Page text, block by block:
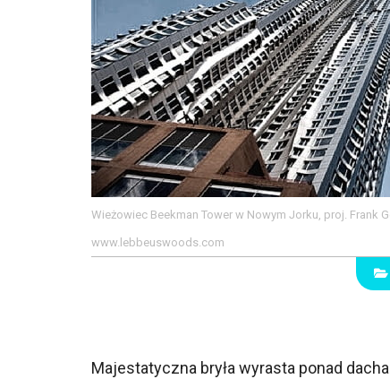
Wieżowiec Beekman Tower w Nowym Jorku, proj. Frank
www.lebbeuswoods.com
Majestatyczna bryła wyrasta ponad